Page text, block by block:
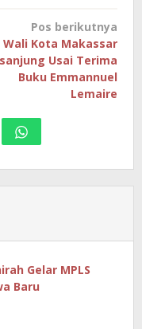
Pos berikutnya
Wali Kota Makassar
Usai Terima
Buku Emmannuel
Lemaire
Gelar MPLS
Baru